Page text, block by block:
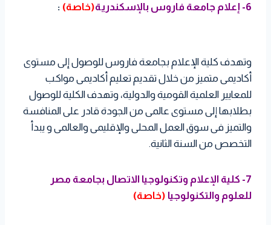
6- إعلام جامعة فاروس بالإسكندرية (خاصة) :
وتهدف كلية الإعلام بجامعة فاروس للوصول إلى مستوى
أكاديمى متميز من خلال تقديم تعليم أكاديمى مواكب
للمعايير العلمية القومية والدولية، وتهدف الكلية للوصول
بطلابها إلى مستوى عالمى من الجودة قادر على المنافسة
والتميز فى سوق العمل المحلى والإقليمى والعالمى و يبدأ
التخصص من السنة الثانية.
7- كلية الإعلام وتكنولوجيا الاتصال بجامعة مصر
للعلوم والتكنولوجيا (خاصة)